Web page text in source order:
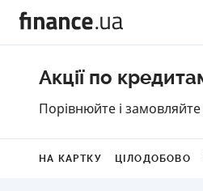
Акції по
Порівнюйте і
НА КАРТКУ ЦІЛОДОБОВО